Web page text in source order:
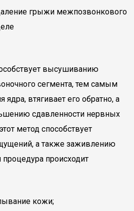
грыжи межпозвонкового
высушиванию
сегмента, тем самым
втягивает его обратно, а
сдавленности нервных
метод способствует
а также заживлению
происходит
кожи;